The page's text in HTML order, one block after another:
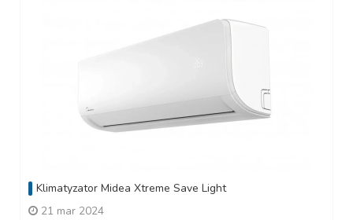
Klimatyzator Midea Xtreme Save Light
21 mar 2024